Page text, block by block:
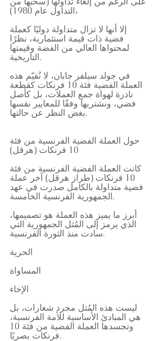
التداول عام 1980)،
إلا أنها لا تزال متداولة دوليًا كعملة
فضية ذات قيمة استثمارية، نظرًا
لمحتواها العالي من الفضة وقيمتها
التاريخية.
في جولد سيلفر جابان، لا نُقيّم هذه
العملة الفضية فئة 10 فرنكات كقطعة
نادرة لهواة جمع العملات، بل كأصل
فضي، ونشتريها وفقًا للمعايير نفسها
بغض النظر عن حالتها.
حول العملة الفضية الفرنسية من فئة
10 فرنكات (هرقل)
كانت العملة الفضية الفرنسية من فئة
10 فرنكات (طراز هرقل) آخر عملة
فضية متداولة بالكامل صدرت في عهد
الجمهورية الفرنسية الخامسة.
أبرز ما يميز هذه العملة هو تصميمها،
الذي يرمز إلى المُثل الجمهورية التي
سادت منذ الثورة الفرنسية.
الحرية
المساواة
الإخاء
ليست هذه المُثل مجرد شعارات، بل
هي المبادئ الأساسية للأمة الفرنسية،
وتجسدها العملة الفضية من فئة 10
فرنكات بصريًا.